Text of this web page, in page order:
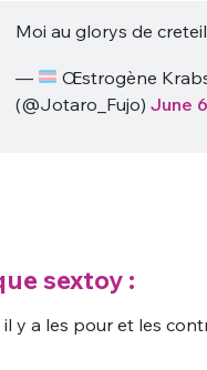
Moi au glorys de creteil
— Œstrogène
(@Jotaro_Fujo) June
sextoy :
y a les pour et les